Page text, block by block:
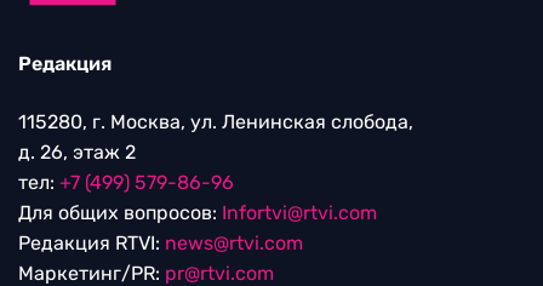
Редакция
115280, г. Москва, ул. Ленинская слобода,
д. 26, этаж 2
тел: +7 (499) 579-86-96
Для общих вопросов: Infortvi@rtvi.com
Редакция RTVI: news@rtvi.com
Маркетинг/PR: pr@rtvi.com